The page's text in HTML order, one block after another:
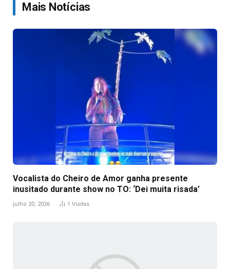
Mais Notícias
Vocalista do Cheiro de Amor ganha presente
inusitado durante show no TO: ‘Dei muita risada’
julho 20, 2026 1 Visitas